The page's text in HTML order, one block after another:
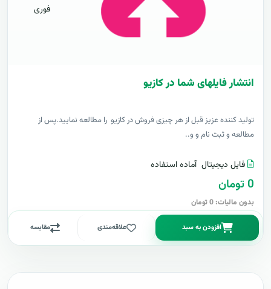
فوری
انتشار فایلهای شما در کازیو
توليد کننده عزيز قبل از هر چیزی فروش در کازیو را مطالعه نمایید.پس از
مطالعه و ثبت نام و و..
فایل دیجیتال آماده استفاده
0 تومان
بدون مالیات: 0 تومان
افزودن به سبد علاقه‌مندی مقایسه